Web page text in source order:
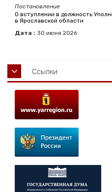
Постановление
О вступлении в должность
в Ярославской области
Дата : 30 июня 2026
Ссылки